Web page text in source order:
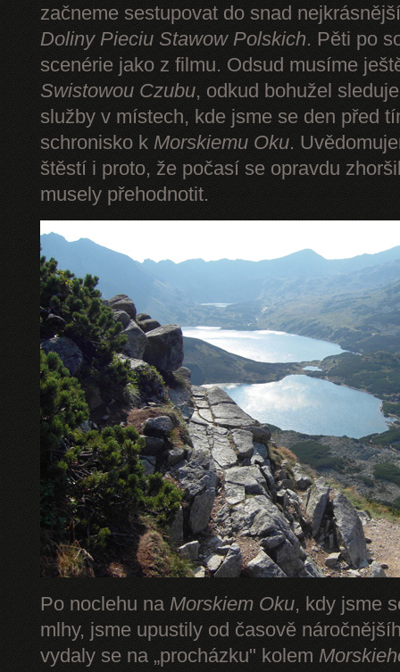
začneme sestupovat do snad
Doliny Pieciu Stawow Polskich. Pěti po
scenérie jako z filmu. Odsud musíme
Swistowou Czubu, odkud bohužel
služby v místech, kde jsme se den před
schronisko k Morskiemu Oku.
štěstí i proto, že počasí se opravdu
musely přehodnotit.
Po noclehu na Morskiem Oku, kdy jsme
mlhy, jsme upustily od časově
vydaly se na „procházku" kolem